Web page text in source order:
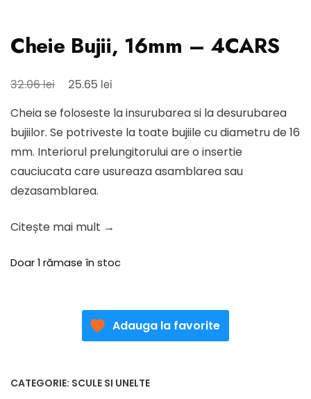
Cheie Bujii, 16mm – 4CARS
32.06lei
Prețul
a
fost:
32.06 lei.
25.65 lei
este:
25.65 lei.
Cheia se foloseste la insurubarea si la desurubarea
bujiilor. Se potriveste la toate bujiile cu diametru de 16
mm. Interiorul prelungitorului are o insertie
cauciucata care usureaza asamblarea sau
dezasamblarea.
Citește mai mult →
Doar 1 rămase în stoc
Adauga la favorite
CATEGORIE: SCULE SI UNELTE